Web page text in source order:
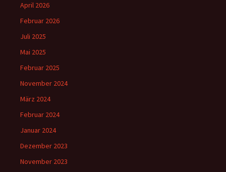
April 2026
Februar 2026
Juli 2025
Mai 2025
Februar 2025
November 2024
März 2024
Februar 2024
Januar 2024
Dezember 2023
November 2023